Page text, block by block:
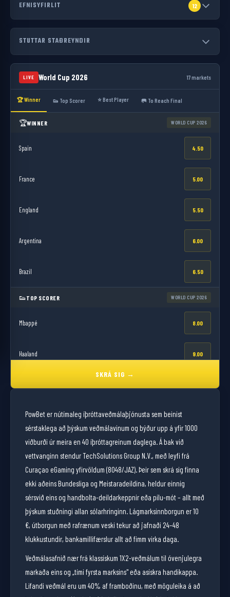
EFNISYFIRLIT 12
STUTTAR STAÐREYNDIR
LIVE World Cup 2026 17 markets
🏆 Winner 👟 Top Scorer ⭐ Best Player 🥅 To Reach Final
🏆WINNER WORLD CUP 2026
Spain 4.50
France 5.00
England 5.50
Argentina 6.00
Brazil 6.50
👟TOP SCORER WORLD CUP 2026
Mbappé 8.00
Haaland 9.00
Vinícius
BEST PLAYER WORLD CUP 2026
Bellingham 7.00
Mbappé 7.50
Yamal
Vinícius 10.0
🥅 TO REACH FINAL WORLD CUP 2026
SKRÁ SIG →
PowBet er nútímaleg íþróttaveðmálaþjónusta sem beinist
sérstaklega að þýskum veðmálavinum og býður upp á yfir 1000
viðburði úr meira en 40 íþróttagreinum daglega. Á bak við
vettvanginn stendur TechSolutions Group N.V., með leyfi frá
Curaçao eGaming yfirvöldum (8048/JAZ). Þeir sem skrá sig finna
ekki aðeins Bundesliga og Meistaradeildina, heldur einnig
sérsvið eins og handbolta-deildarkeppnir eða pílu-mót – allt með
þýskum stuðningi allan sólarhringinn. Lágmarksinnborgun er 10
€, útborgun með rafrænum veski tekur að jafnaði 24–48
klukkustundir, bankamillifærslur allt að fimm virka daga.
Veðmálasafnið nær frá klassískum 1X2-veðmálum til óvenjulegra
markaða eins og „tími fyrsta marksins" eða asískra handikappa.
Lifandi veðmál eru um 40% af framboðinu, með möguleika á að